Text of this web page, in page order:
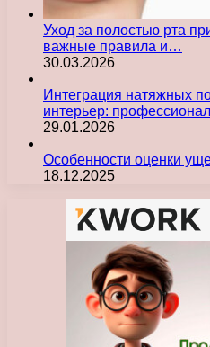
Уход за полостью рта
важные правила и…
30.03.2026
Интеграция натяжных
интерьер:
29.01.2026
Особенности оценки
18.12.2025